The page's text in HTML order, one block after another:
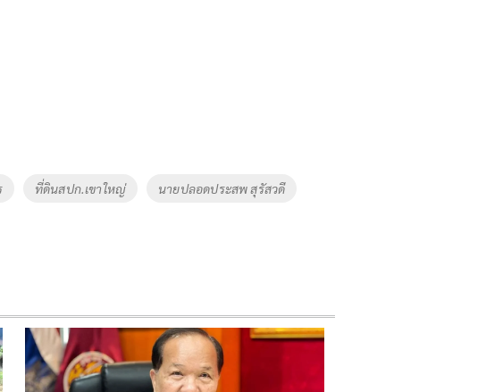
ที่ดินสปก.เขาใหญ่ นายปลอดประสพ สุรัสวดี